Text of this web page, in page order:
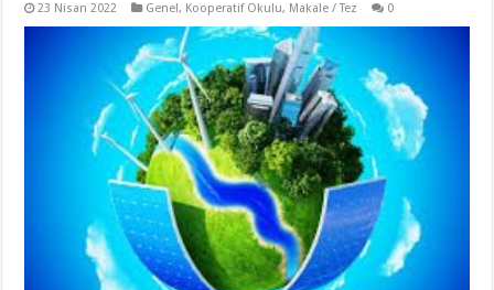
23 Nisan 2022 Genel, Kooperatif Okulu, Makale / Tez 0